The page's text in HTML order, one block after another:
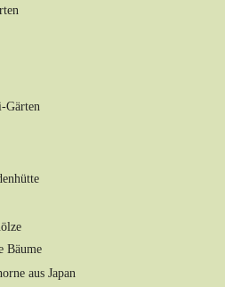
Gärten
Bäume
aus Japan